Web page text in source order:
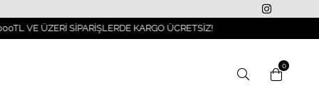
SİPARİŞLERDE KARGO ÜCRETSİZ!
0